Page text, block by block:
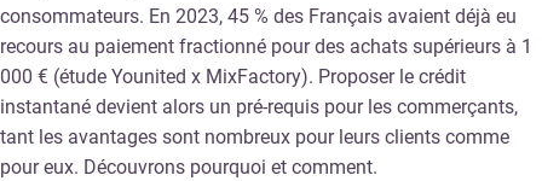
consommateurs. En 2023, 45 % des Français avaient déjà eu
recours au paiement fractionné pour des achats supérieurs à 1
000 € (étude Younited x MixFactory). Proposer le crédit
instantané devient alors un pré-requis pour les commerçants,
tant les avantages sont nombreux pour leurs clients comme
pour eux. Découvrons pourquoi et comment.